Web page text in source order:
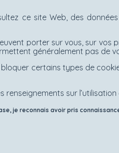
ce site Web, des
porter sur vous, sur vos
généralement pas de
certains types de
renseignements sur
je reconnais avoir pris